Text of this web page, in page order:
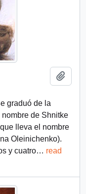
graduó de la
de Shnitke
lleva el nombre
Oleinichenko).
y cuatro… read